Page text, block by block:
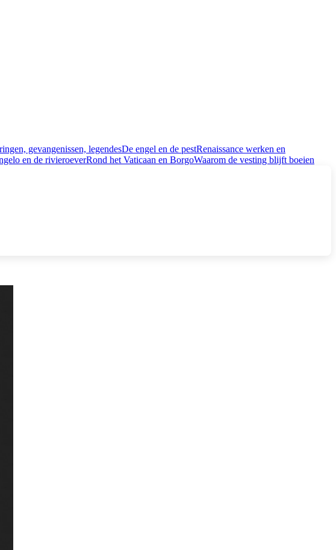
gevangenissen, legendesDe engel en de pestRenaissance werken en
en de rivieroeverRond het Vaticaan en BorgoWaarom de vesting blijft boeien